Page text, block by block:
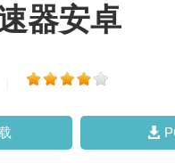
器安卓